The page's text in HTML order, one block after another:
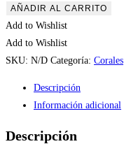
AÑADIR AL CARRITO
Add to Wishlist
Add to Wishlist
SKU: N/D Categoría: Corales
Descripción
Información adicional
Descripción